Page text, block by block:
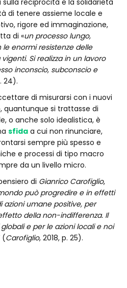
sulla reciprocità e la solidarietà
di tenere assieme locale e
rigore ed immaginazione,
di «un processo lungo,
enormi resistenze delle
Si realizza in un lavoro
inconscio, subconscio e
24).
di misurarsi con i nuovi
quantunque si trattasse di
o anche solo idealistica, è
sfida a cui non rinunciare,
sempre più spesso e
e processi di tipo macro
da un livello micro.
di Gianrico Carofiglio,
può progredire e in effetti
umane positive, per
della non-indifferenza. Il
e per le azioni locali e noi
(Carofiglio, 2018, p. 25).